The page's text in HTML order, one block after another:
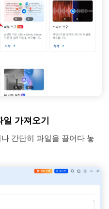
일 가져오기
간단히 파일을 끌어다 놓